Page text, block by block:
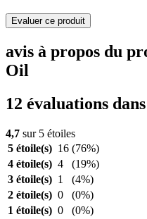
Evaluer ce produit
avis à propos du
Oil
12 évaluations
4,7 sur 5 étoiles
5 étoile(s) 16 (76%)
4 étoile(s) 4
(19%)
3 étoile(s) 1
(4%)
2 étoile(s) 0
(0%)
1 étoile(s) 0 (0%)